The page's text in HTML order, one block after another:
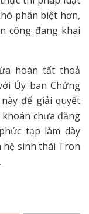
phân biệt hơn,
công đang khai
hoàn tất thoả
Ủy ban Chứng
để giải quyết
chưa đăng
tạp làm dày
sinh thái Tron